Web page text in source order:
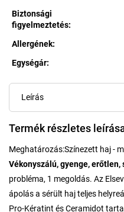
Biztonsági
figyelmeztetés:
Allergének:
Egységár:
Leírás
Termék részletes
Meghatározás:Színezett haj -
Vékonyszálú, gyenge,
probléma, 1 megoldás. Az
ápolás a sérült haj teljes
Pro-Kératint és Ceramidot